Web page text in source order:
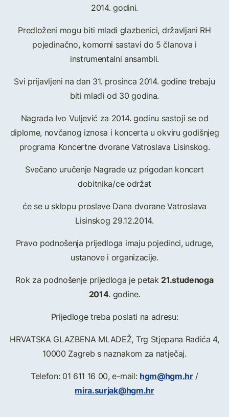
2014. godini.
Predloženi mogu biti mladi glazbenici, državljani RH
pojedinačno, komorni sastavi do 5 članova i
instrumentalni ansambli.
Svi prijavljeni na dan 31. prosinca 2014. godine trebaju
biti mlađi od 30 godina.
Nagrada Ivo Vuljević za 2014. godinu sastoji se od
diplome, novčanog iznosa i koncerta u okviru godišnjeg
programa Koncertne dvorane Vatroslava Lisinskog.
Svečano uručenje Nagrade uz prigodan koncert
dobitnika/ce održat
će se u sklopu proslave Dana dvorane Vatroslava
Lisinskog 29.12.2014.
Pravo podnošenja prijedloga imaju pojedinci, udruge,
ustanove i organizacije.
Rok za podnošenje prijedloga je petak21.studenoga
2014. godine.
Prijedloge treba poslati na adresu:
HRVATSKA GLAZBENA MLADEŽ, Trg Stjepana Radića 4,
10000 Zagreb s naznakom za natječaj.
Telefon: 01 611 16 00, e-mail: hgm@hgm.hr/
mira.surjak@hgm.hr